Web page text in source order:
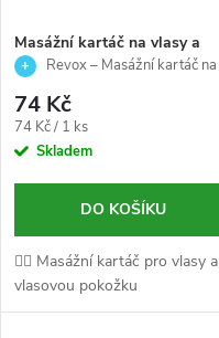
p
r
o
d
u
s
p
r
o
d
u
Masážní kartáč na vlasy a
vlasovou pokožku - Revox
Revox – Masážní kartáč na
74 Kč
Měrná
cena:
74 Kč / 1 ks
Skladem
DO KOŠÍKU
💆‍♀️ Masážní kartáč pro vlasy a
vlasovou pokožku